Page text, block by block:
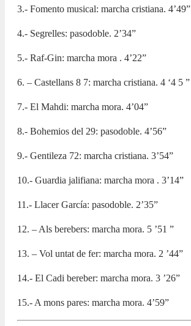
3.- Fomento musical: marcha cristiana. 4’49”
4.- Segrelles: pasodoble. 2’34”
5.- Raf-Gin: marcha mora . 4’22”
6. – Castellans 8 7: marcha cristiana. 4 ‘4 5 ”
7.- El Mahdi: marcha mora. 4’04”
8.- Bohemios del 29: pasodoble. 4’56”
9.- Gentileza 72: marcha cristiana. 3’54”
10.- Guardia jalifiana: marcha mora . 3’14”
11.- Llacer García: pasodoble. 2’35”
12. – Als berebers: marcha mora. 5 ’51 ”
13. – Vol untat de fer: marcha mora. 2 ’44”
14.- El Cadi bereber: marcha mora. 3 ’26”
15.- A mons pares: marcha mora. 4’59”